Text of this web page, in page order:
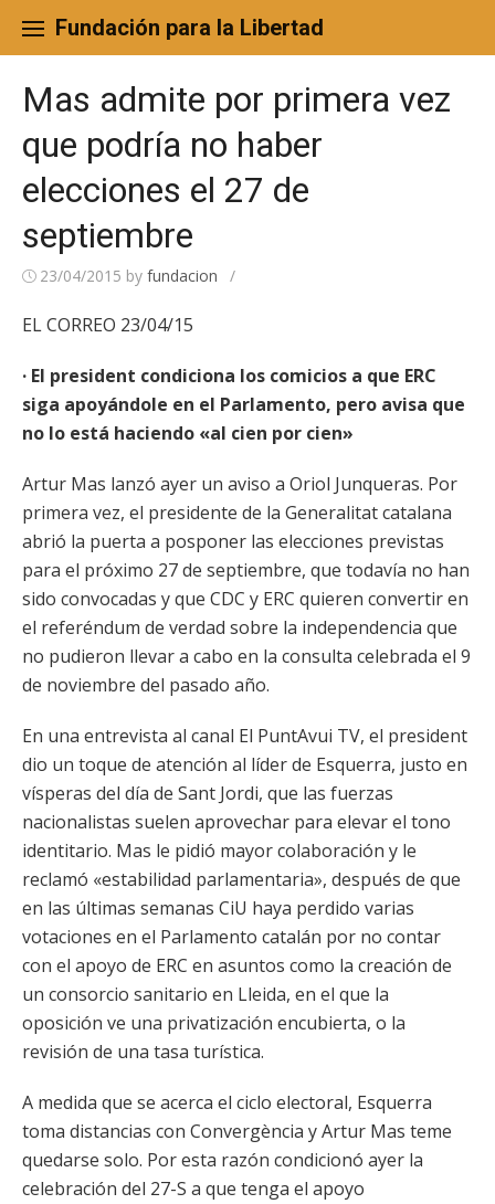
content
Fundación para la Libertad
Mas admite por primera vez
que podría no haber
elecciones el 27 de
septiembre
23/04/2015 by fundacion /
EL CORREO 23/04/15
· El president condiciona los comicios a que ERC
siga apoyándole en el Parlamento, pero avisa que
no lo está haciendo «al cien por cien»
Artur Mas lanzó ayer un aviso a Oriol Junqueras. Por
primera vez, el presidente de la Generalitat catalana
abrió la puerta a posponer las elecciones previstas
para el próximo 27 de septiembre, que todavía no han
sido convocadas y que CDC y ERC quieren convertir en
el referéndum de verdad sobre la independencia que
no pudieron llevar a cabo en la consulta celebrada el 9
de noviembre del pasado año.
En una entrevista al canal El PuntAvui TV, el president
dio un toque de atención al líder de Esquerra, justo en
vísperas del día de Sant Jordi, que las fuerzas
nacionalistas suelen aprovechar para elevar el tono
identitario. Mas le pidió mayor colaboración y le
reclamó «estabilidad parlamentaria», después de que
en las últimas semanas CiU haya perdido varias
votaciones en el Parlamento catalán por no contar
con el apoyo de ERC en asuntos como la creación de
un consorcio sanitario en Lleida, en el que la
oposición ve una privatización encubierta, o la
revisión de una tasa turística.
A medida que se acerca el ciclo electoral, Esquerra
toma distancias con Convergència y Artur Mas teme
quedarse solo. Por esta razón condicionó ayer la
celebración del 27-S a que tenga el apoyo